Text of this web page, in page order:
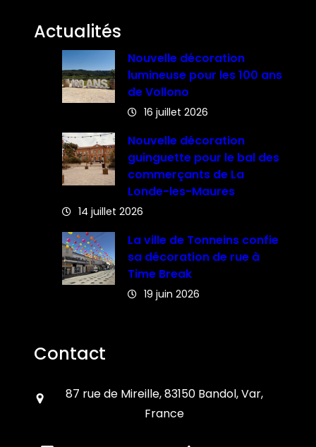
Actualités
Nouvelle décoration
lumineuse pour les 100 ans
de Vollono
16 juillet 2026
Nouvelle décoration
guinguette pour le bal des
commerçants de La
Londe-les-Maures
14 juillet 2026
La ville de Tonneins confie
sa décoration de rue à
Time Break
19 juin 2026
Contact
87 rue de Mireille, 83150 Bandol, Var,
France